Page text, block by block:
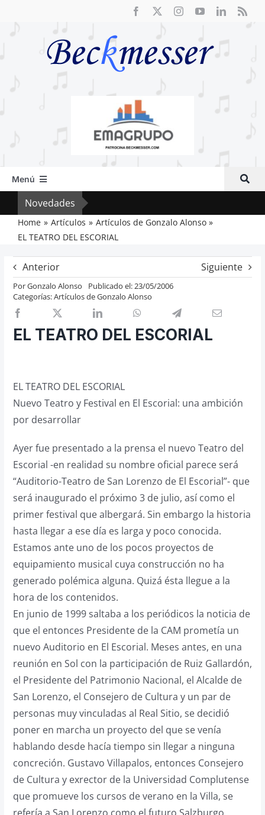
Menú
Inicio
Actual
Artículos
Crítica
Previos de ópera
Entrevistas
Recomendación
Cosas de Beckmesser
Novedades
Home Artículos
Artículos de Gonzalo Alonso
EL TEATRO DEL ESCORIAL
Anterior Siguiente
PorGonzalo Alonso
Publicado el: 23/05/2006
Categorías:Artículos de Gonzalo Alonso
EL TEATRO DEL ESCORIAL
EL TEATRO DEL ESCORIAL
Nuevo Teatro y Festival en El Escorial: una ambición
por desarrollar
Ayer fue presentado a la prensa el nuevo Teatro del
Escorial -en realidad su nombre oficial parece será
“Auditorio-Teatro de San Lorenzo de El Escorial”- que
será inaugurado el próximo 3 de julio, así como el
primer festival que albergará. Sin embargo la historia
hasta llegar a ese día es larga y poco conocida.
Estamos ante uno de los pocos proyectos de
equipamiento musical cuya construcción no ha
generado polémica alguna. Quizá ésta llegue a la
hora de los contenidos.
En junio de 1999 saltaba a los periódicos la noticia de
que el entonces Presidente de la CAM prometía un
nuevo Auditorio en El Escorial. Meses antes, en una
reunión en Sol con la participación de Ruiz Gallardón,
el Presidente del Patrimonio Nacional, el Alcalde de
San Lorenzo, el Consejero de Cultura y un par de
personas muy vinculadas al Real Sitio, se decidió
poner en marcha un proyecto del que se venía
hablando desde hacía tiempo sin llegar a ninguna
concreción. Gustavo Villapalos, entonces Consejero
de Cultura y exrector de la Universidad Complutense
que promueve los cursos de verano en la Villa, se